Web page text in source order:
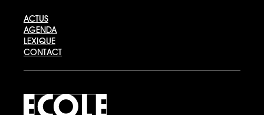
ACTUS
AGENDA
LEXIQUE
CONTACT